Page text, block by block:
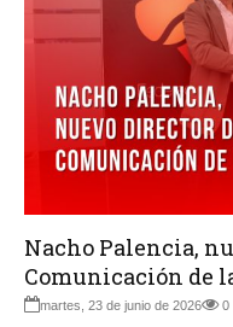
Nacho Palencia,
Comunicación de
martes, 23 de junio de 2026 0